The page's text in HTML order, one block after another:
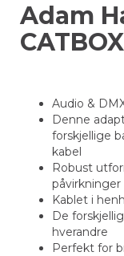
Adam
Audio &
Denne
forskjellige
kabel
Robust
påvirkninger
Kablet i
De
hverandre
Perfekt for